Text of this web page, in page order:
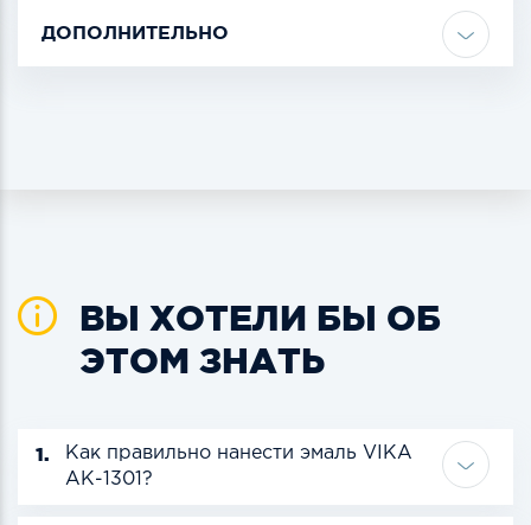
ДОПОЛНИТЕЛЬНО
ВЫ ХОТЕЛИ БЫ ОБ
ЭТОМ ЗНАТЬ
1.
Как правильно нанести эмаль VIKA
АК-1301?